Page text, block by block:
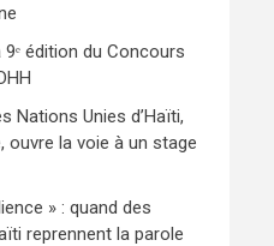
édition du Concours
Nations Unies d’Haïti,
ouvre la voie à un stage
» : quand des
reprennent la parole